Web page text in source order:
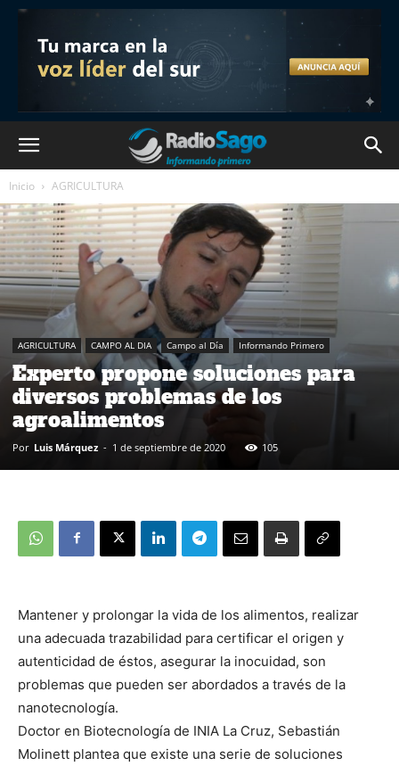
Inicio AGRICULTURA
AGRICULTURA CAMPO AL DIA Campo al Día Informando Primero
Experto propone soluciones para
diversos problemas de los
agroalimentos
Por Luis Márquez - 1 de septiembre de 2020 105
Mantener y prolongar la vida de los alimentos, realizar
una adecuada trazabilidad para certificar el origen y
autenticidad de éstos, asegurar la inocuidad, son
problemas que pueden ser abordados a través de la
nanotecnología.
Doctor en Biotecnología de INIA La Cruz, Sebastián
Molinett plantea que existe una serie de soluciones